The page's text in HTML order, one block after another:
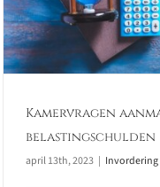
Kamervragen
belastingschulden
april 13th, 2023 | Invordering